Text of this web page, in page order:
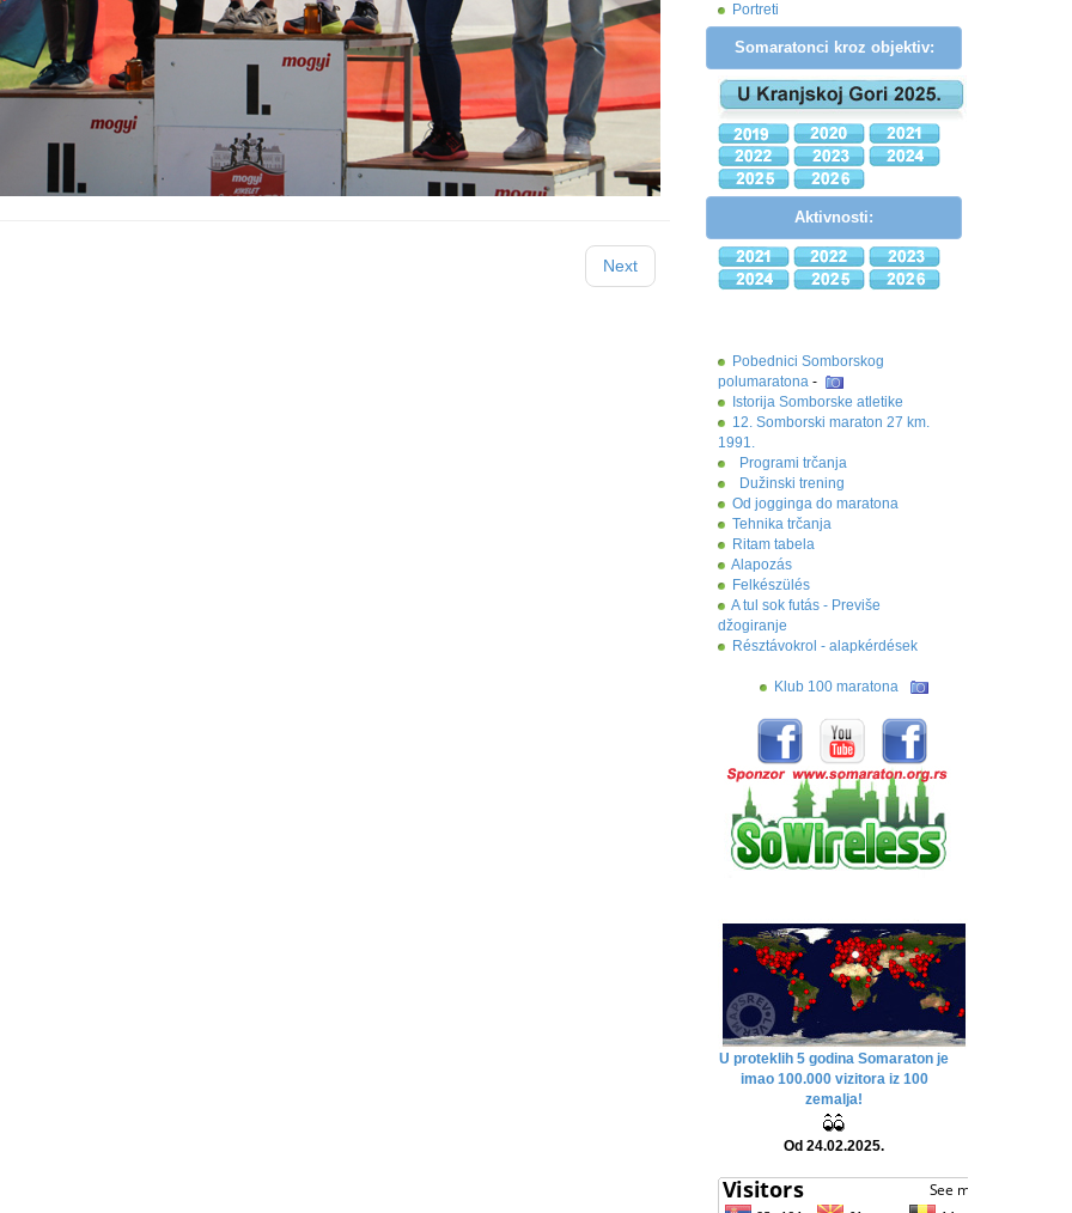
Next
Portreti
Somaratonci kroz objektiv:
Aktivnosti:
Pobednici Somborskog
polumaratona -
Istorija Somborske atletike
12. Somborski maraton 27 km.
1991.
Programi trčanja
Dužinski trening
Od jogginga do maratona
Tehnika trčanja
Ritam tabela
Alapozás
Felkészülés
A tul sok futás - Previše
džogiranje
Résztávokrol - alapkérdések
Klub 100 maratona
U proteklih 5 godina Somaraton je
imao 100.000 vizitora iz 100
zemalja!
Od 24.02.2025.